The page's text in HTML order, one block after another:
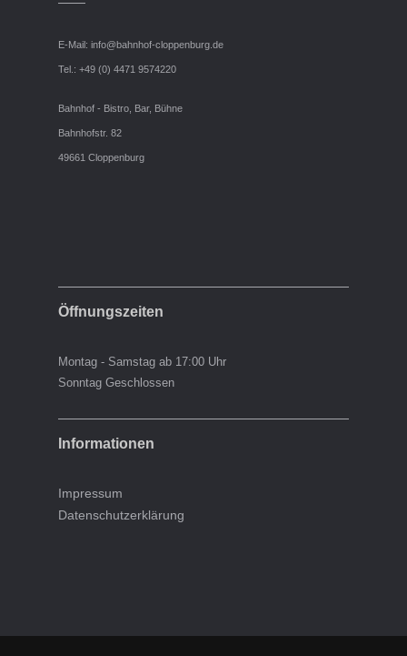
E-Mail: info@bahnhof-cloppenburg.de
Tel.: +49 (0) 4471 9574220
Bahnhof - Bistro, Bar, Bühne
Bahnhofstr. 82
49661 Cloppenburg
Öffnungszeiten
Montag - Samstag ab 17:00 Uhr
Sonntag Geschlossen
Informationen
Impressum
Datenschutzerklärung